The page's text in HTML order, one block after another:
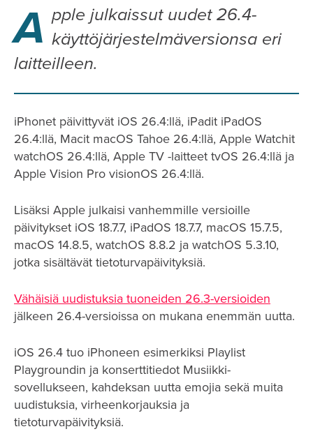
A pple julkaissut uudet 26.4-
käyttöjärjestelmäversionsa eri
laitteilleen.
iPhonet päivittyvät iOS 26.4:llä, iPadit iPadOS
26.4:llä, Macit macOS Tahoe 26.4:llä, Apple Watchit
watchOS 26.4:llä, Apple TV -laitteet tvOS 26.4:llä ja
Apple Vision Pro visionOS 26.4:llä.
Lisäksi Apple julkaisi vanhemmille versioille
päivitykset iOS 18.7.7, iPadOS 18.7.7, macOS 15.7.5,
macOS 14.8.5, watchOS 8.8.2 ja watchOS 5.3.10,
jotka sisältävät tietoturvapäivityksiä.
Vähäisiä uudistuksia tuoneiden 26.3-versioiden
jälkeen 26.4-versioissa on mukana enemmän uutta.
iOS 26.4 tuo iPhoneen esimerkiksi Playlist
Playgroundin ja konserttitiedot Musiikki-
sovellukseen, kahdeksan uutta emojia sekä muita
uudistuksia, virheenkorjauksia ja
tietoturvapäivityksiä.